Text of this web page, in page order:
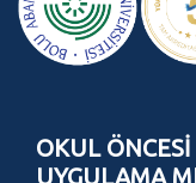
OKUL
UYGULAMA